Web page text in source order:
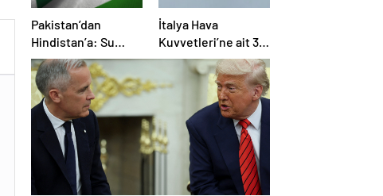
Pakistan’dan
Hindistan’a: Su
bizim kırmızı
çizgimizdir
İtalya Hava
Kuvvetleri’ne ait 3
uçak eğitim
uçuşunda kaza